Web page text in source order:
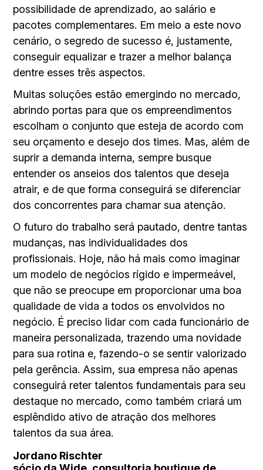
possibilidade de aprendizado, ao salário e
pacotes complementares. Em meio a este novo
cenário, o segredo de sucesso é, justamente,
conseguir equalizar e trazer a melhor balança
dentre esses três aspectos.
Muitas soluções estão emergindo no mercado,
abrindo portas para que os empreendimentos
escolham o conjunto que esteja de acordo com
seu orçamento e desejo dos times. Mas, além de
suprir a demanda interna, sempre busque
entender os anseios dos talentos que deseja
atrair, e de que forma conseguirá se diferenciar
dos concorrentes para chamar sua atenção.
O futuro do trabalho será pautado, dentre tantas
mudanças, nas individualidades dos
profissionais. Hoje, não há mais como imaginar
um modelo de negócios rígido e impermeável,
que não se preocupe em proporcionar uma boa
qualidade de vida a todos os envolvidos no
negócio. É preciso lidar com cada funcionário de
maneira personalizada, trazendo uma novidade
para sua rotina e, fazendo-o se sentir valorizado
pela gerência. Assim, sua empresa não apenas
conseguirá reter talentos fundamentais para seu
destaque no mercado, como também criará um
esplêndido ativo de atração dos melhores
talentos da sua área.
Jordano Rischter